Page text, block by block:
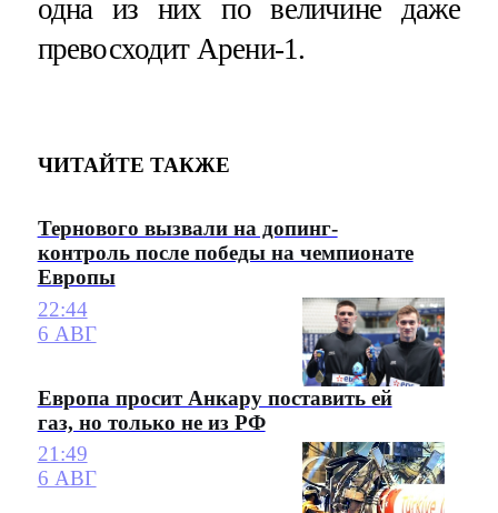
одна из них по величине даже
превосходит Арени-1.
ЧИТАЙТЕ ТАКЖЕ
Тернового вызвали на допинг-
контроль после победы на чемпионате
Европы
22:44
6 АВГ
Европа просит Анкару поставить ей
газ, но только не из РФ
21:49
6 АВГ